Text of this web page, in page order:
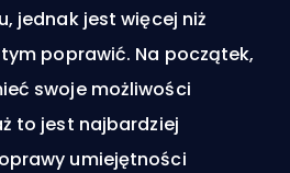
jednak jest więcej niż
poprawić. Na początek,
swoje możliwości
to jest najbardziej
umiejętności